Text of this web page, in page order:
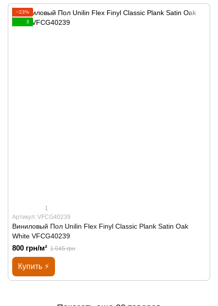
−23%
3
1
Артикул: VFCG40239
Виниловый Пол Unilin Flex Finyl Classic Plank Satin Oak
White VFCG40239
800 грн/м² 1 045 грн
Купить ⚡